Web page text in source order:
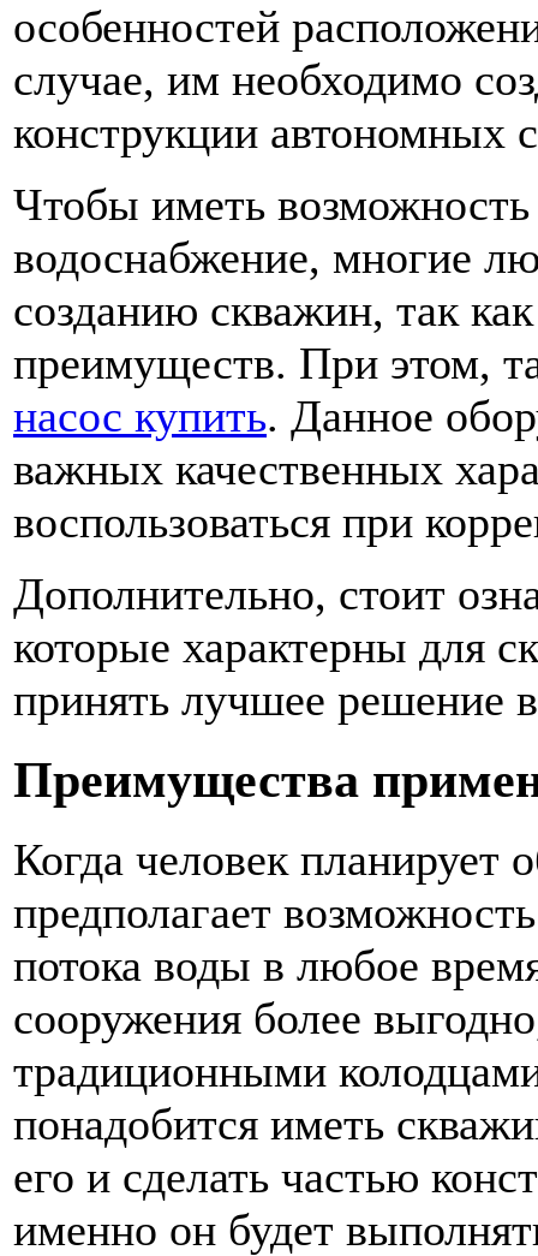
особенностей
случае, им необходимо
конструкции автономных
Чтобы иметь возможность
водоснабжение, многие
созданию скважин, так
преимуществ. При этом,
насос купить. Данное
важных качественных
воспользоваться при
Дополнительно, стоит
которые характерны для
принять лучшее решение
Преимущества
Когда человек планирует
предполагает
потока воды в любое
сооружения более
традиционными
понадобится иметь
его и сделать частью
именно он будет